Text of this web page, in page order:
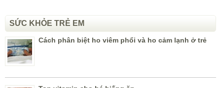
SỨC KHỎE TRẺ EM
Cách phân biệt ho viêm phổi và ho cảm lạnh ở trẻ